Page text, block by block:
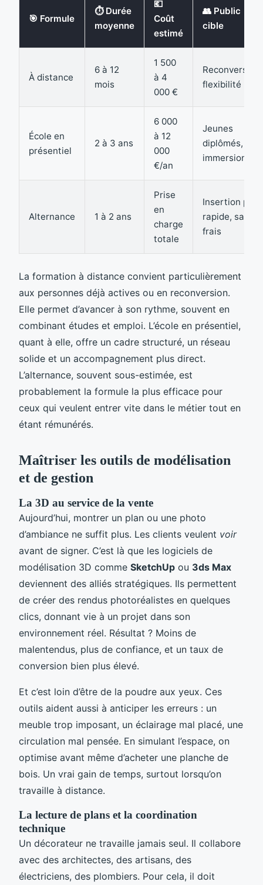
🎯 Formule
⏱️ Durée
moyenne
💶
Coût
estimé
👥 Public
cible
À distance
6 à 12
mois
1 500
à 4
000 €
Reconversion,
flexibilité
École en
présentiel
2 à 3 ans
6 000
à 12
000
€/an
Jeunes
diplômés,
immersion
Alternance 1 à 2 ans
Prise
en
charge
totale
Insertion pro
rapide, sans
frais
La formation à distance convient particulièrement
aux personnes déjà actives ou en reconversion.
Elle permet d’avancer à son rythme, souvent en
combinant études et emploi. L’école en présentiel,
quant à elle, offre un cadre structuré, un réseau
solide et un accompagnement plus direct.
L’alternance, souvent sous-estimée, est
probablement la formule la plus efficace pour
ceux qui veulent entrer vite dans le métier tout en
étant rémunérés.
Maîtriser les outils de modélisation
et de gestion
La 3D au service de la vente
Aujourd’hui, montrer un plan ou une photo
d’ambiance ne suffit plus. Les clients veulent voir
avant de signer. C’est là que les logiciels de
modélisation 3D comme SketchUp ou 3ds Max
deviennent des alliés stratégiques. Ils permettent
de créer des rendus photoréalistes en quelques
clics, donnant vie à un projet dans son
environnement réel. Résultat ? Moins de
malentendus, plus de confiance, et un taux de
conversion bien plus élevé.
Et c’est loin d’être de la poudre aux yeux. Ces
outils aident aussi à anticiper les erreurs : un
meuble trop imposant, un éclairage mal placé, une
circulation mal pensée. En simulant l’espace, on
optimise avant même d’acheter une planche de
bois. Un vrai gain de temps, surtout lorsqu’on
travaille à distance.
La lecture de plans et la coordination
technique
Un décorateur ne travaille jamais seul. Il collabore
avec des architectes, des artisans, des
électriciens, des plombiers. Pour cela, il doit